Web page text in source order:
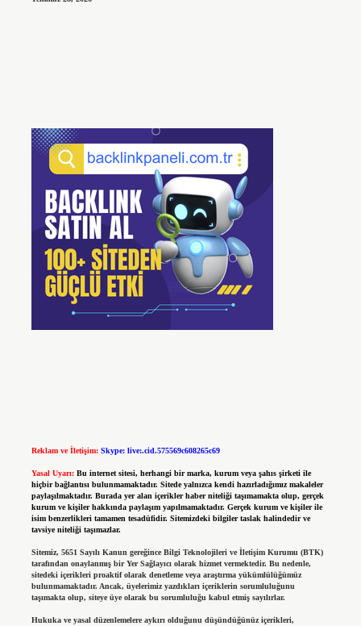
Reklam ve İletişim: Skype: live:.cid.575569c608265c69
Yasal Uyarı: Bu internet sitesi, herhangi bir marka, kurum veya şahıs şirketi ile
hiçbir bağlantısı bulunmamaktadır. Sitede yalnızca kendi hazırladığımız makaleler
paylaşılmaktadır. Burada yer alan içerikler haber niteliği taşımamakta olup, gerçek
kurum ve kişiler hakkında paylaşım yapılmamaktadır. Gerçek kurum ve kişiler ile
isim benzerlikleri tamamen tesadüfidir. Sitemizdeki bilgiler taslak halindedir ve
tavsiye niteliği taşımazlar.
Sitemiz, 5651 Sayılı Kanun gereğince Bilgi Teknolojileri ve İletişim Kurumu (BTK)
tarafından onaylanmış bir Yer Sağlayıcı olarak hizmet vermektedir. Bu nedenle,
sitedeki içerikleri proaktif olarak denetleme veya araştırma yükümlülüğümüz
bulunmamaktadır. Ancak, üyelerimiz yazdıkları içeriklerin sorumluluğunu
taşımakta olup, siteye üye olarak bu sorumluluğu kabul etmiş sayılırlar.
Hukuka ve yasal düzenlemelere aykırı olduğunu düşündüğünüz içerikleri,